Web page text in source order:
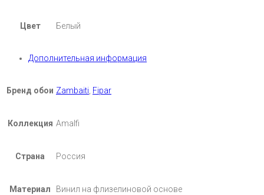
Цвет Белый
Дополнительная информация
Бренд обои Zambaiti Fipar
Коллекция Amalfi
Страна Россия
Материал Винил на флизелиновой основе